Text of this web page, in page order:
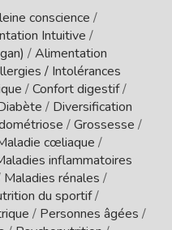
conscience /
Intuitive /
/Alimentation
/ Intolérances
/Confort digestif/
/ Diversification
/Grossesse /
cœliaque /
inflammatoires
Maladies rénales /
du sportif/
/ Personnes âgées /